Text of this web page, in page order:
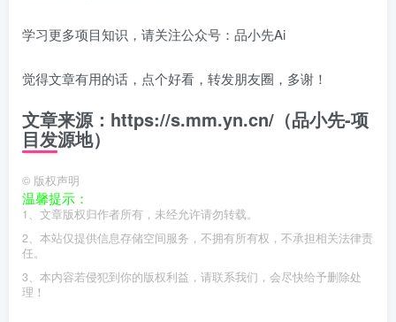
学习更多项目知识，请关注公众号：品小先Ai
觉得文章有用的话，点个好看，转发朋友圈，多谢！
文章来源：https://s.mm.yn.cn/（品小先-项
目发源地）
© 版权声明
温馨提示：
1、文章版权归作者所有，未经允许请勿转载。
2、本站仅提供信息存储空间服务，不拥有所有权，不承担相关法律责
任。
3、本内容若侵犯到你的版权利益，请联系我们，会尽快给予删除处
理！